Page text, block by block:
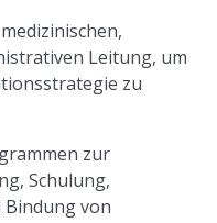
Leitung, um
zu
zur
Schulung,
von